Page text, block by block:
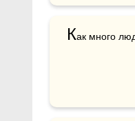
Как много